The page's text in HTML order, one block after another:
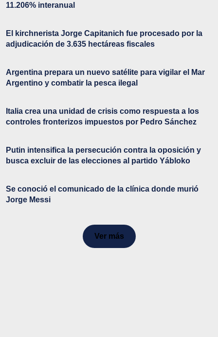
11.206% interanual
El kirchnerista Jorge Capitanich fue procesado por la
adjudicación de 3.635 hectáreas fiscales
Argentina prepara un nuevo satélite para vigilar el Mar
Argentino y combatir la pesca ilegal
Italia crea una unidad de crisis como respuesta a los
controles fronterizos impuestos por Pedro Sánchez
Putin intensifica la persecución contra la oposición y
busca excluir de las elecciones al partido Yábloko
Se conoció el comunicado de la clínica donde murió
Jorge Messi
Ver más